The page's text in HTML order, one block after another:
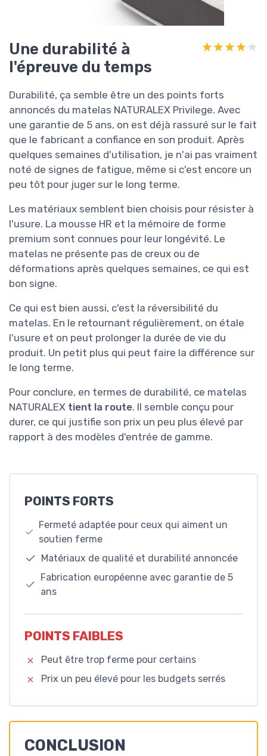
Une durabilité à
l'épreuve du temps
★★★★★
★★★★★
Durabilité, ça semble être un des points forts
annoncés du matelas NATURALEX Privilege. Avec
une garantie de 5 ans, on est déjà rassuré sur le fait
que le fabricant a confiance en son produit. Après
quelques semaines d'utilisation, je n'ai pas vraiment
noté de signes de fatigue, même si c'est encore un
peu tôt pour juger sur le long terme.
Les matériaux semblent bien choisis pour résister à
l'usure. La mousse HR et la mémoire de forme
premium sont connues pour leur longévité. Le
matelas ne présente pas de creux ou de
déformations après quelques semaines, ce qui est
bon signe.
Ce qui est bien aussi, c'est la réversibilité du
matelas. En le retournant régulièrement, on étale
l'usure et on peut prolonger la durée de vie du
produit. Un petit plus qui peut faire la différence sur
le long terme.
Pour conclure, en termes de durabilité, ce matelas
NATURALEX tient la route. Il semble conçu pour
durer, ce qui justifie son prix un peu plus élevé par
rapport à des modèles d'entrée de gamme.
POINTS FORTS
Fermeté adaptée pour ceux qui aiment un
soutien ferme
Matériaux de qualité et durabilité annoncée
Fabrication européenne avec garantie de 5
ans
POINTS FAIBLES
Peut être trop ferme pour certains
Prix un peu élevé pour les budgets serrés
CONCLUSION